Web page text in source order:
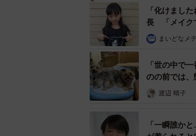
「後日セットできるとか出来ない
施術前のやり取りの中では、
「自分で再現できなくてい
ば大丈夫です」
「化けまし
長 「メイク
まいどなメ
「世の中で
のの前では、
渡辺 晴子
「一瞬誰か